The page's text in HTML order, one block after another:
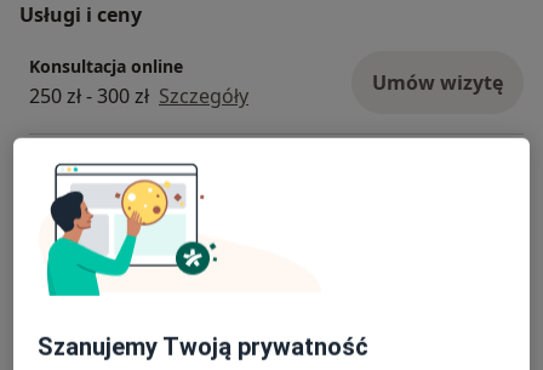
Usługi i ceny
Konsultacja online
250 zł - 300 zł Szczegóły Umów wizytę
Konsultacja przed zabiegiem
blefaroplastyki
300 zł Szczegóły
Plastyka powiek górnych
Szanujemy Twoją prywatność